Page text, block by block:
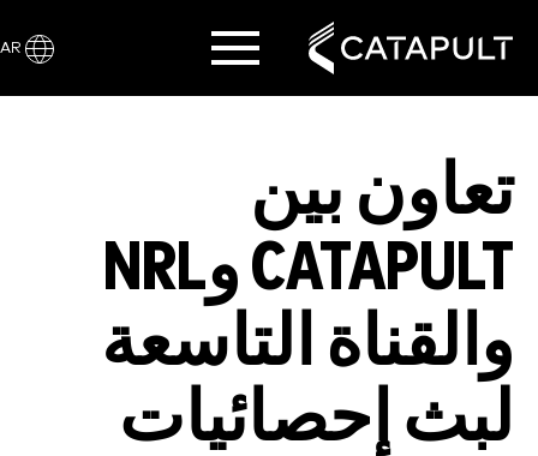
تعاون بين
CATAPULT وNRL
والقناة التاسعة
لبث إحصائيات